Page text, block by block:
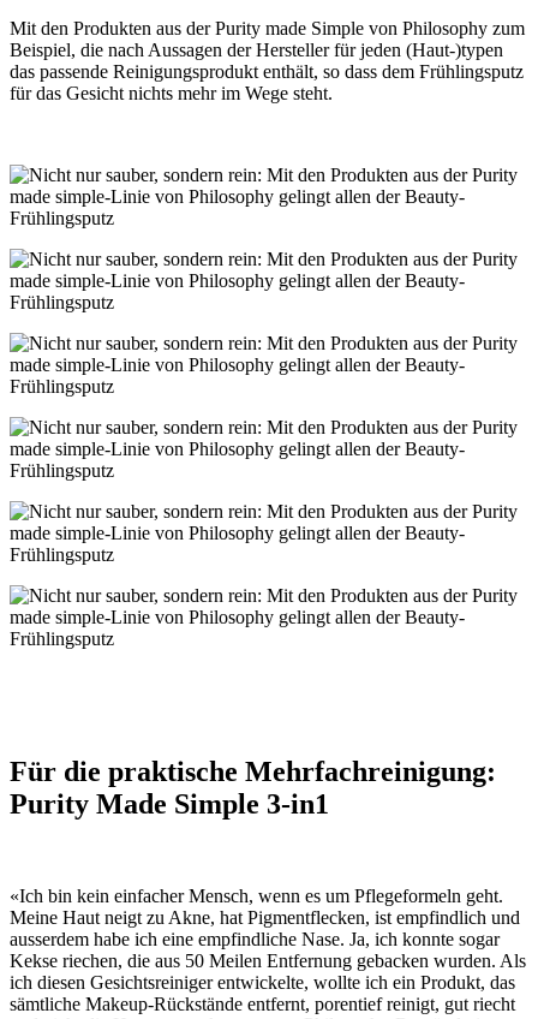
Mit den Produkten aus der Purity made Simple von Philosophy zum
Beispiel, die nach Aussagen der Hersteller für jeden (Haut-)typen
das passende Reinigungsprodukt enthält, so dass dem Frühlingsputz
für das Gesicht nichts mehr im Wege steht.
Für die praktische Mehrfachreinigung:
Purity Made Simple 3-in1
«Ich bin kein einfacher Mensch, wenn es um Pflegeformeln geht.
Meine Haut neigt zu Akne, hat Pigmentflecken, ist empfindlich und
ausserdem habe ich eine empfindliche Nase. Ja, ich konnte sogar
Kekse riechen, die aus 50 Meilen Entfernung gebacken wurden. Als
ich diesen Gesichtsreiniger entwickelte, wollte ich ein Produkt, das
sämtliche Makeup-Rückstände entfernt, porentief reinigt, gut riecht